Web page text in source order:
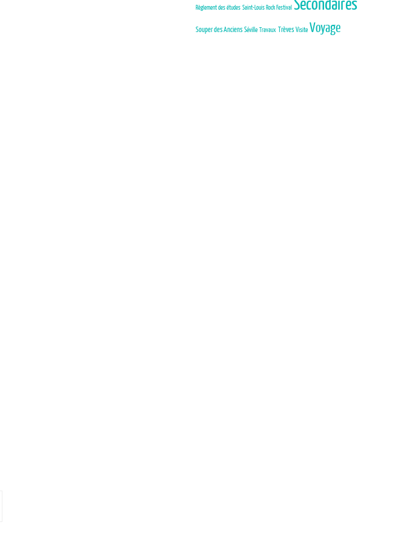
Règlement des études Saint-Louis Rock Festival Secondaires
Souper des Anciens Séville Travaux Trèves Visite Voyage